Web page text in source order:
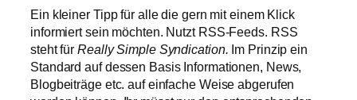
Ein kleiner Tipp für alle die gern mit einem Klick
informiert sein möchten. Nutzt RSS-Feeds. RSS
steht für Really Simple Syndication. Im Prinzip ein
Standard auf dessen Basis Informationen, News,
Blogbeiträge etc. auf einfache Weise abgerufen